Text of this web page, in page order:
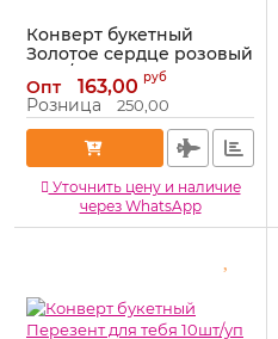
Конверт букетный
Золотое сердце розовый
10шт/уп 9669239
Артикул: 9669239
Опт 163,00 руб
Розница 250,00
Уточнить цену и наличие
через WhatsApp